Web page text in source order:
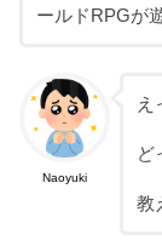
ールドRPGが
Naoyuki
え
ど
教